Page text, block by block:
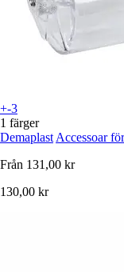
+-3
1 färger
Demaplast Accessoar
Från 131,00 kr
130,00 kr